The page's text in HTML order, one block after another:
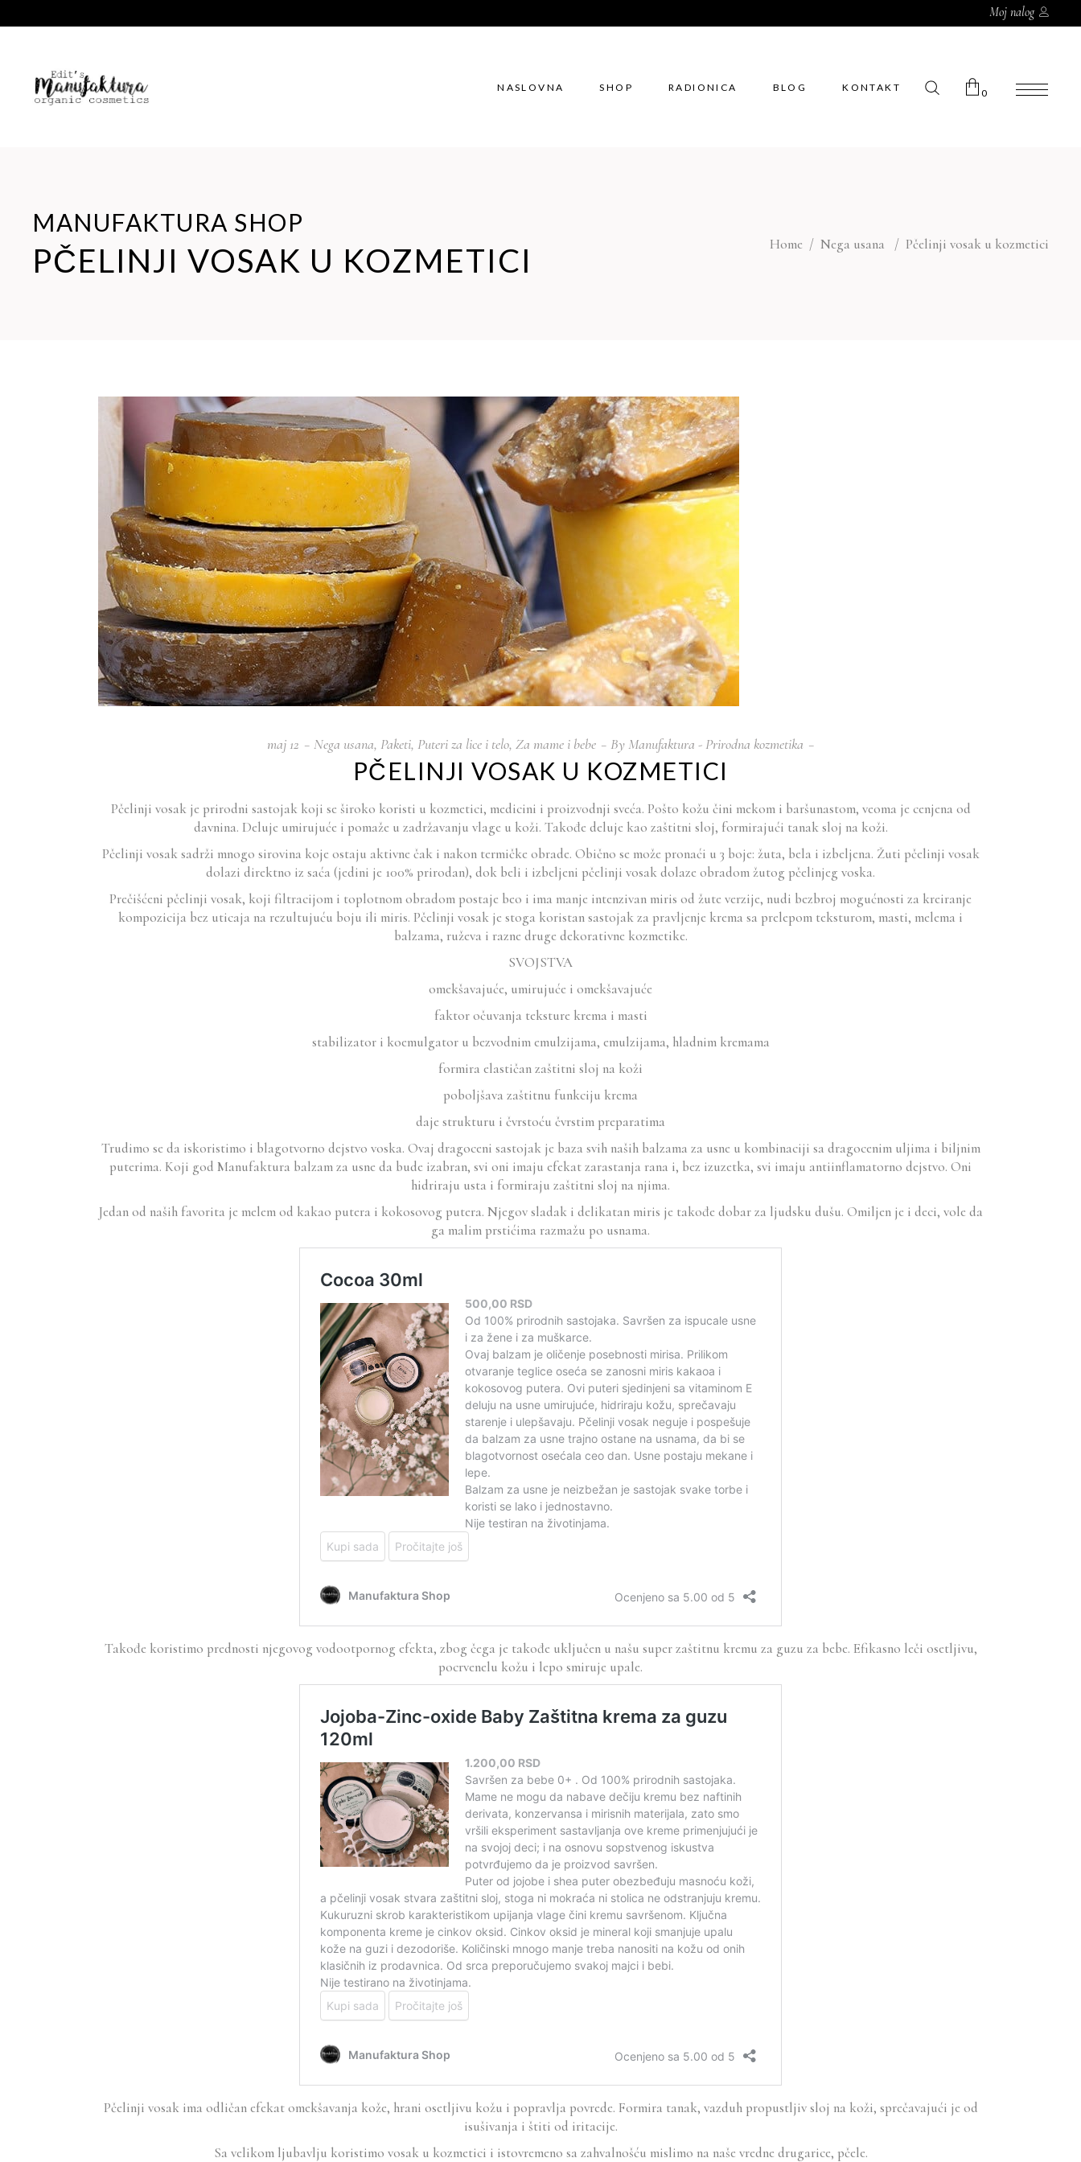
Moj nalog
NASLOVNA SHOP RADIONICA BLOG KONTAKT 0
MANUFAKTURA SHOP
PČELINJI VOSAK U KOZMETICI Home / Nega usana / Pčelinji vosak u kozmetici
maj 12 Nega usana, Paketi, Puteri za lice i telo, Za mame i bebe By Manufaktura - Prirodna kozmetika
PČELINJI VOSAK U KOZMETICI
Pčelinji vosak je prirodni sastojak koji se široko koristi u kozmetici, medicini i proizvodnji sveća. Pošto kožu čini mekom i baršunastom, veoma je cenjena od
davnina. Deluje umirujuće i pomaže u zadržavanju vlage u koži. Takođe deluje kao zaštitni sloj, formirajući tanak sloj na koži.
Pčelinji vosak sadrži mnogo sirovina koje ostaju aktivne čak i nakon termičke obrade. Obično se može pronaći u 3 boje: žuta, bela i izbeljena. Žuti pčelinji vosak
dolazi direktno iz saća (jedini je 100% prirodan), dok beli i izbeljeni pčelinji vosak dolaze obradom žutog pčelinjeg voska.
Prečišćeni pčelinji vosak, koji filtracijom i toplotnom obradom postaje beo i ima manje intenzivan miris od žute verzije, nudi bezbroj mogućnosti za kreiranje
kompozicija bez uticaja na rezultujuću boju ili miris. Pčelinji vosak je stoga koristan sastojak za pravljenje krema sa prelepom teksturom, masti, melema i
balzama, ruževa i razne druge dekorativne kozmetike.
SVOJSTVA
omekšavajuće, umirujuće i omekšavajuće
faktor očuvanja teksture krema i masti
stabilizator i koemulgator u bezvodnim emulzijama, emulzijama, hladnim kremama
formira elastičan zaštitni sloj na koži
poboljšava zaštitnu funkciju krema
daje strukturu i čvrstoću čvrstim preparatima
Trudimo se da iskoristimo i blagotvorno dejstvo voska. Ovaj dragoceni sastojak je baza svih naših balzama za usne u kombinaciji sa dragocenim uljima i biljnim
puterima. Koji god Manufaktura balzam za usne da bude izabran, svi oni imaju efekat zarastanja rana i, bez izuzetka, svi imaju antiinflamatorno dejstvo. Oni
hidriraju usta i formiraju zaštitni sloj na njima.
Jedan od naših favorita je melem od kakao putera i kokosovog putera. Njegov sladak i delikatan miris je takođe dobar za ljudsku dušu. Omiljen je i deci, vole da
ga malim prstićima razmažu po usnama.
Takođe koristimo prednosti njegovog vodootpornog efekta, zbog čega je takođe uključen u našu super zaštitnu kremu za guzu za bebe. Efikasno leči osetljivu,
pocrvenelu kožu i lepo smiruje upale.
Pčelinji vosak ima odličan efekat omekšavanja kože, hrani osetljivu kožu i popravlja povrede. Formira tanak, vazduh propustljiv sloj na koži, sprečavajući je od
isušivanja i štiti od iritacije.
Sa velikom ljubavlju koristimo vosak u kozmetici i istovremeno sa zahvalnošću mislimo na naše vredne drugarice, pčele.